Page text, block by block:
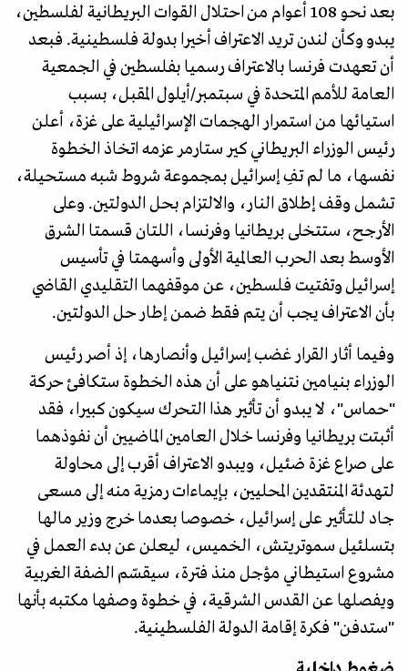
بعد نحو 108 أعوام من احتلال القوات البريطانية لفلسطين،
يبدو وكأن لندن تريد الاعتراف أخيرا بدولة فلسطينية. فبعد
أن تعهدت فرنسا بالاعتراف رسميا بفلسطين في الجمعية
العامة للأمم المتحدة في سبتمبر/أيلول المقبل، بسبب
استيائها من استمرار الهجمات الإسرائيلية على غزة، أعلن
رئيس الوزراء البريطاني كير ستارمر عزمه اتخاذ الخطوة
نفسها، ما لم تفِ إسرائيل بمجموعة شروط شبه مستحيلة،
تشمل وقف إطلاق النار، والالتزام بحل الدولتين. وعلى
الأرجح، ستتخلى بريطانيا وفرنسا، اللتان قسمتا الشرق
الأوسط بعد الحرب العالمية الأولى وأسهمتا في تأسيس
إسرائيل وتفتيت فلسطين، عن موقفهما التقليدي القاضي
بأن الاعتراف يجب أن يتم فقط ضمن إطار حل الدولتين.
وفيما أثار القرار غضب إسرائيل وأنصارها، إذ أصر رئيس
الوزراء بنيامين نتنياهو على أن هذه الخطوة ستكافئ حركة
"حماس"، لا يبدو أن تأثير هذا التحرك سيكون كبيرا، فقد
أثبتت بريطانيا وفرنسا خلال العامين الماضيين أن نفوذهما
على صراع غزة ضئيل، ويبدو الاعتراف أقرب إلى محاولة
لتهدئة المنتقدين المحليين، بإيماءات رمزية منه إلى مسعى
جاد للتأثير على إسرائيل، خصوصا بعدما خرج وزير مالها
بتسلئيل سموتريتش، الخميس، ليعلن عن بدء العمل في
مشروع استيطاني مؤجل منذ فترة، سيقسّم الضفة الغربية
ويفصلها عن القدس الشرقية، في خطوة وصفها مكتبه بأنها
"ستدفن" فكرة إقامة الدولة الفلسطينية.